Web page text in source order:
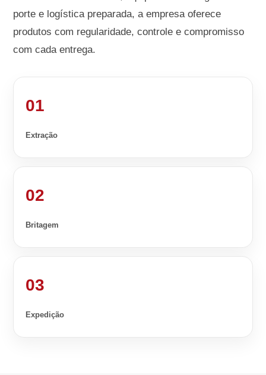
porte e logística preparada, a empresa oferece
produtos com regularidade, controle e compromisso
com cada entrega.
01
Extração
02
Britagem
03
Expedição